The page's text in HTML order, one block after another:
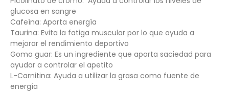
glucosa en sangre
Cafeína: Aporta energía
Taurina: Evita la fatiga muscular por lo que ayuda a
mejorar el rendimiento deportivo
Goma guar: Es un ingrediente que aporta saciedad para
ayudar a controlar el apetito
L-Carnitina: Ayuda a utilizar la grasa como fuente de
energía